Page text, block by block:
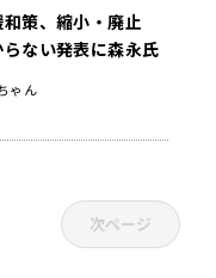
策、縮小・廃止
ない発表に森永氏
ゃん
次ページ